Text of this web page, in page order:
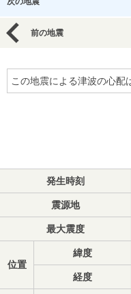
前の地震
この地震による津波の心配
発生時刻
震源地
最大震度
位置
緯度
経度